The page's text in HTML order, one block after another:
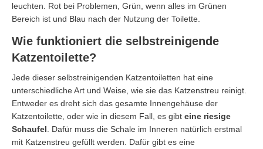
leuchten. Rot bei Problemen, Grün, wenn alles im Grünen
Bereich ist und Blau nach der Nutzung der Toilette.
Wie funktioniert die selbstreinigende
Katzentoilette?
Jede dieser selbstreinigenden Katzentoiletten hat eine
unterschiedliche Art und Weise, wie sie das Katzenstreu reinigt.
Entweder es dreht sich das gesamte Innengehäuse der
Katzentoilette, oder wie in diesem Fall, es gibt eine riesige
Schaufel . Dafür muss die Schale im Inneren natürlich erstmal
mit Katzenstreu gefüllt werden. Dafür gibt es eine